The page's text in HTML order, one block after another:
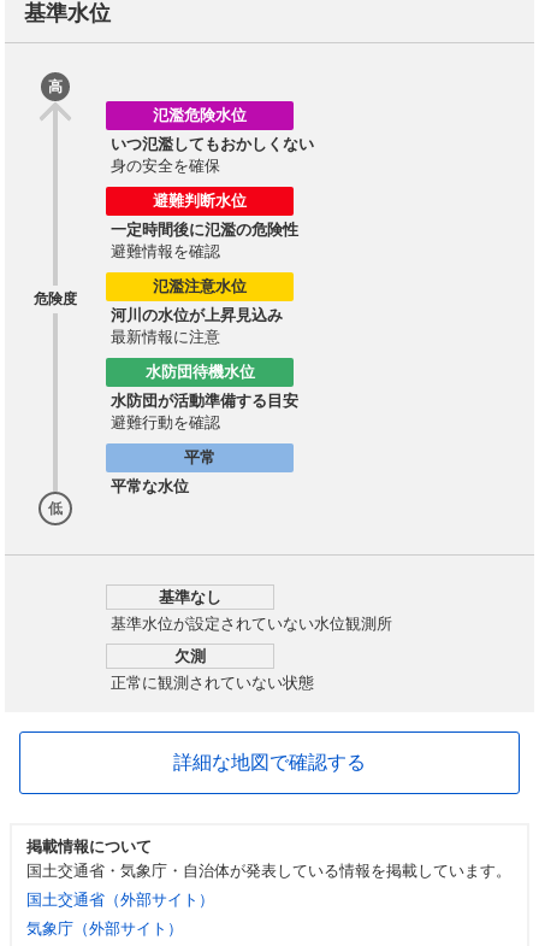
基準水位
高
危険度
低
氾濫危険水位
いつ氾濫してもおかしくない
身の安全を確保
避難判断水位
一定時間後に氾濫の危険性
避難情報を確認
氾濫注意水位
河川の水位が上昇見込み
最新情報に注意
水防団待機水位
水防団が活動準備する目安
避難行動を確認
平常
平常な水位
基準なし
基準水位が設定されていない水位観測所
欠測
正常に観測されていない状態
詳細な地図で確認する
掲載情報について
国土交通省・気象庁・自治体が発表している情報を掲載しています。
国土交通省（外部サイト）
気象庁（外部サイト）